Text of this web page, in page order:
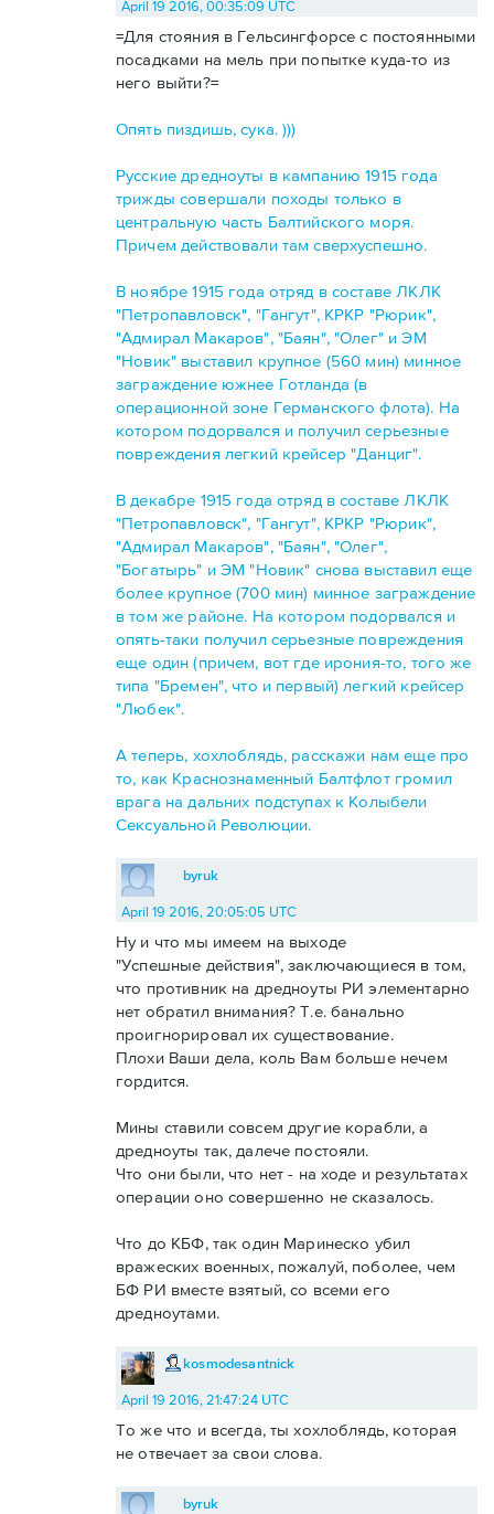
April 19 2016, 00:35:09 UTC
=Для стояния в Гельсингфорсе с постоянными
посадками на мель при попытке куда-то из
него выйти?=
Опять пиздишь, сука. )))
Русские дредноуты в кампанию 1915 года
трижды совершали походы только в
центральную часть Балтийского моря.
Причем действовали там сверхуспешно.
В ноябре 1915 года отряд в составе ЛКЛК
"Петропавловск", "Гангут", КРКР "Рюрик",
"Адмирал Макаров", "Баян", "Олег" и ЭМ
"Новик" выставил крупное (560 мин) минное
заграждение южнее Готланда (в
операционной зоне Германского флота). На
котором подорвался и получил серьезные
повреждения легкий крейсер "Данциг".
В декабре 1915 года отряд в составе ЛКЛК
"Петропавловск", "Гангут", КРКР "Рюрик",
"Адмирал Макаров", "Баян", "Олег",
"Богатырь" и ЭМ "Новик" снова выставил еще
более крупное (700 мин) минное заграждение
в том же районе. На котором подорвался и
опять-таки получил серьезные повреждения
еще один (причем, вот где ирония-то, того же
типа "Бремен", что и первый) легкий крейсер
"Любек".
А теперь, хохлоблядь, расскажи нам еще про
то, как Краснознаменный Балтфлот громил
врага на дальних подступах к Колыбели
Сексуальной Революции.
byruk
April 19 2016, 20:05:05 UTC
Ну и что мы имеем на выходе
"Успешные действия", заключающиеся в том,
что противник на дредноуты РИ элементарно
нет обратил внимания? Т.е. банально
проигнорировал их существование.
Плохи Ваши дела, коль Вам больше нечем
гордится.
Мины ставили совсем другие корабли, а
дредноуты так, далече постояли.
Что они были, что нет - на ходе и результатах
операции оно совершенно не сказалось.
Что до КБФ, так один Маринеско убил
вражеских военных, пожалуй, поболее, чем
БФ РИ вместе взятый, со всеми его
дредноутами.
kosmodesantnick
April 19 2016, 21:47:24 UTC
То же что и всегда, ты хохлоблядь, которая
не отвечает за свои слова.
byruk